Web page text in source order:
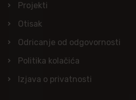
Projekti
Otisak
Odricanje od odgovornosti
Politika kolačića
Izjava o privatnosti